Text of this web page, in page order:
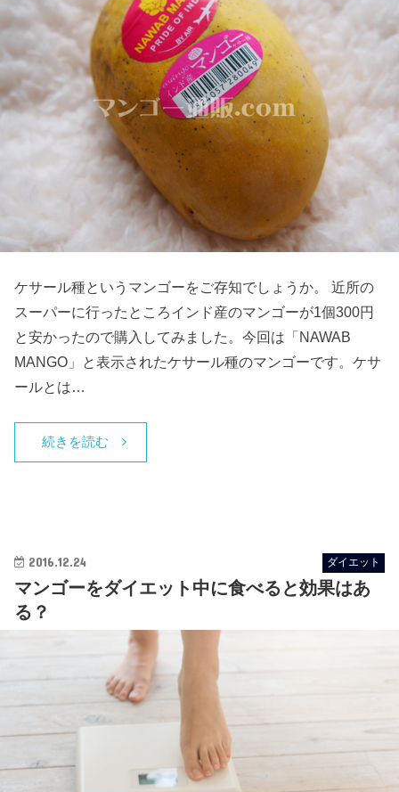
ケサール種というマンゴーをご存知でしょうか。 近所の
スーパーに行ったところインド産のマンゴーが1個300円
と安かったので購入してみました。今回は「NAWAB
MANGO」と表示されたケサール種のマンゴーです。ケサ
ールとは…
続きを読む
2016.12.24 ダイエット
マンゴーをダイエット中に食べると効果はあ
る？